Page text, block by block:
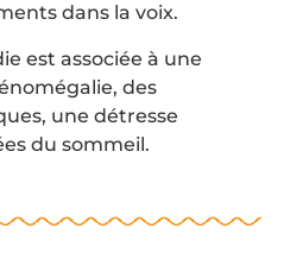
dans la voix.
est associée à une
des
une détresse
du sommeil.